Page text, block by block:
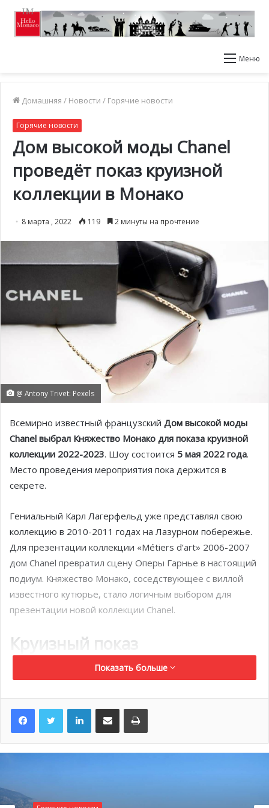
Меню
Домашняя / Новости / Горячие новости
Горячие новости
Дом высокой моды Chanel
проведёт показ круизной
коллекции в Монако
8 марта , 2022 119 2 минуты на прочтение
@ Antony Trivet: Pexels
Всемирно известный французский Дом высокой моды
Chanel выбрал Княжество Монако для показа круизной
коллекции 2022-2023. Шоу состоится 5 мая 2022 года.
Место проведения мероприятия пока держится в
секрете.
Гениальный Карл Лагерфельд уже представлял свою
коллекцию в 2010-2011 годах на Лазурном побережье.
Для презентации коллекции «Métiers d’art» 2006-2007
дом Chanel превратил сцену Оперы Гарнье в настоящий
подиум. Княжество Монако, соседствующее с виллой
известного кутюрье, стало логичным выбором для
презентации новой коллекции Chanel.
Круизный показ
В начале 1900-х годов дома высокой моды ввели показы
линии для клиентов, отправляющихся в солнечные
страны.
Дубае. Модели были облачены в летящие платья,
Показать больше
LinkedInПоделиться по электронной почте Распечатать